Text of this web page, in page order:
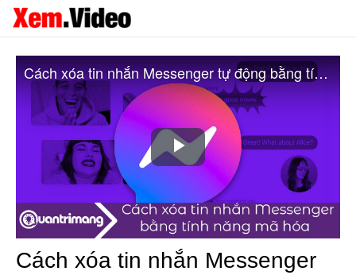
Play
Video
Cách xóa tin nhắn Messenger tự động bằng tính năng mã hóa
Cách xóa tin nhắn Messenger